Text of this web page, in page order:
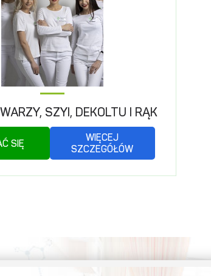
SZYI, DEKOLTU I RĄK
SIĘ
WIĘCEJ
SZCZEGÓŁÓW